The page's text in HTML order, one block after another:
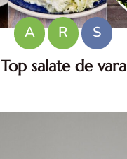
A R
S
Top salate de vara